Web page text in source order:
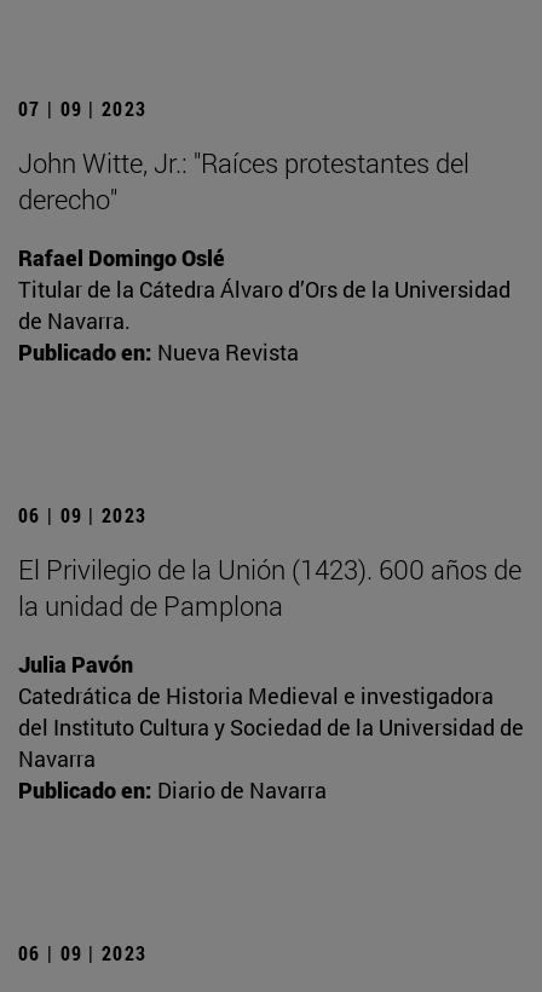
07 | 09 | 2023
John Witte, Jr.: "Raíces protestantes del
derecho"
Rafael Domingo Oslé
Titular de la Cátedra Álvaro d’Ors de la Universidad
de Navarra.
Publicado en: Nueva Revista
06 | 09 | 2023
El Privilegio de la Unión (1423). 600 años de
la unidad de Pamplona
Julia Pavón
Catedrática de Historia Medieval e investigadora
del Instituto Cultura y Sociedad de la Universidad de
Navarra
Publicado en: Diario de Navarra
06 | 09 | 2023